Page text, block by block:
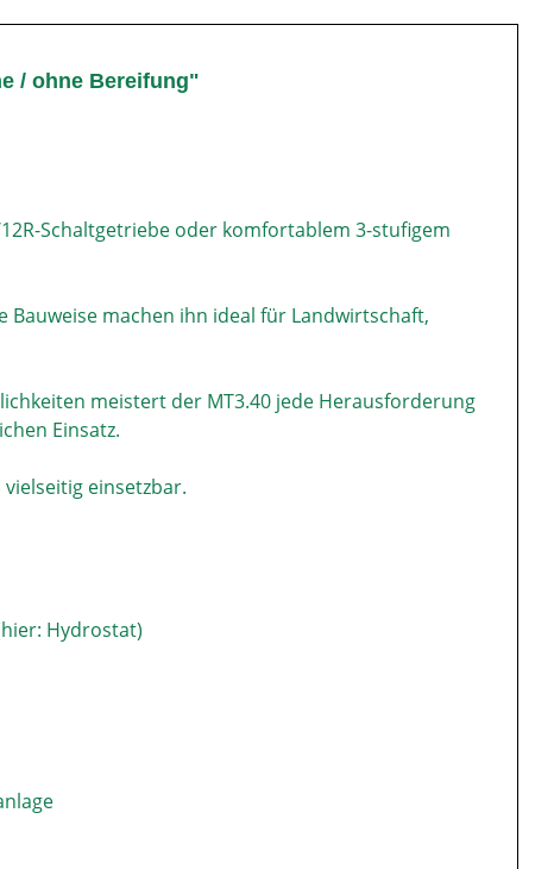
/ ohne Bereifung"
Schaltgetriebe oder komfortablem 3-stufigem
machen ihn ideal für Landwirtschaft,
meistert der MT3.40 jede Herausforderung
Einsatz.
einsetzbar.
Hydrostat)